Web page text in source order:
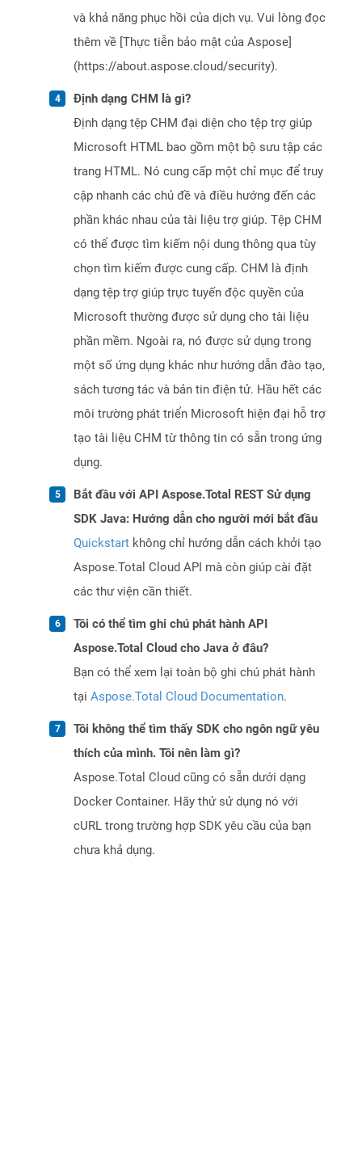
và khả năng phục hồi của dịch vụ. Vui lòng đọc
thêm về [Thực tiễn bảo mật của Aspose]
(https://about.aspose.cloud/security).
Định dạng CHM là gì?
Định dạng tệp CHM đại diện cho tệp trợ giúp
Microsoft HTML bao gồm một bộ sưu tập các
trang HTML. Nó cung cấp một chỉ mục để truy
cập nhanh các chủ đề và điều hướng đến các
phần khác nhau của tài liệu trợ giúp. Tệp CHM
có thể được tìm kiếm nội dung thông qua tùy
chọn tìm kiếm được cung cấp. CHM là định
dạng tệp trợ giúp trực tuyến độc quyền của
Microsoft thường được sử dụng cho tài liệu
phần mềm. Ngoài ra, nó được sử dụng trong
một số ứng dụng khác như hướng dẫn đào tạo,
sách tương tác và bản tin điện tử. Hầu hết các
môi trường phát triển Microsoft hiện đại hỗ trợ
tạo tài liệu CHM từ thông tin có sẵn trong ứng
dụng.
Bắt đầu với API Aspose.Total REST Sử dụng
SDK Java: Hướng dẫn cho người mới bắt đầu
Quickstart không chỉ hướng dẫn cách khởi tạo
Aspose.Total Cloud API mà còn giúp cài đặt
các thư viện cần thiết.
Tôi có thể tìm ghi chú phát hành API
Aspose.Total Cloud cho Java ở đâu?
Bạn có thể xem lại toàn bộ ghi chú phát hành
tại Aspose.Total Cloud Documentation.
Tôi không thể tìm thấy SDK cho ngôn ngữ yêu
thích của mình. Tôi nên làm gì?
Aspose.Total Cloud cũng có sẵn dưới dạng
Docker Container. Hãy thử sử dụng nó với
cURL trong trường hợp SDK yêu cầu của bạn
chưa khả dụng.